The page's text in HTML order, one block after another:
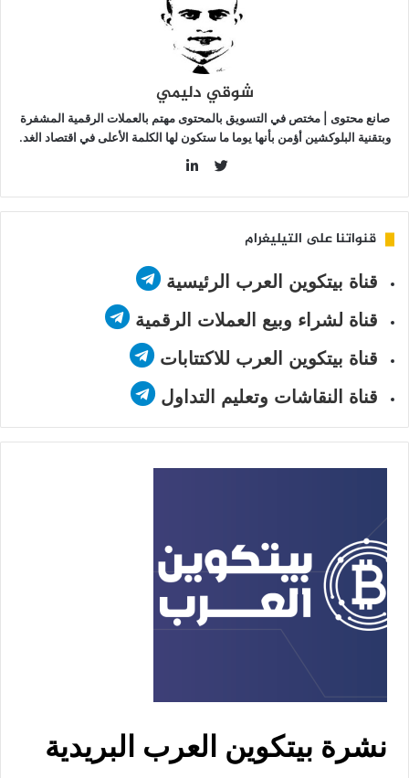
شوقي دليمي
صانع محتوى | مختص في التسويق بالمحتوى مهتم بالعملات الرقمية المشفرة
وبتقنية البلوكشين أؤمن بأنها يوما ما ستكون لها الكلمة الأعلى في اقتصاد الغد.
قنواتنا على التيليغرام
قناة بيتكوين العرب الرئيسية
قناة لشراء وبيع العملات الرقمية
قناة بيتكوين العرب للاكتتابات
قناة النقاشات وتعليم التداول